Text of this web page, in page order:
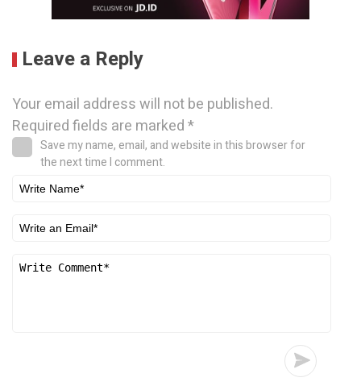
Leave a Reply
Your email address will not be published.
Required fields are marked*
Save my name, email, and website in this browser for
the next time I comment.